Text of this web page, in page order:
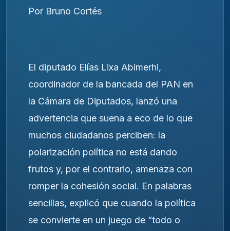
Por Bruno Cortés
El diputado Elías Lixa Abimerhi,
coordinador de la bancada del PAN en
la Cámara de Diputados, lanzó una
advertencia que suena a eco de lo que
muchos ciudadanos perciben: la
polarización política no está dando
frutos y, por el contrario, amenaza con
romper la cohesión social. En palabras
sencillas, explicó que cuando la política
se convierte en un juego de “todo o